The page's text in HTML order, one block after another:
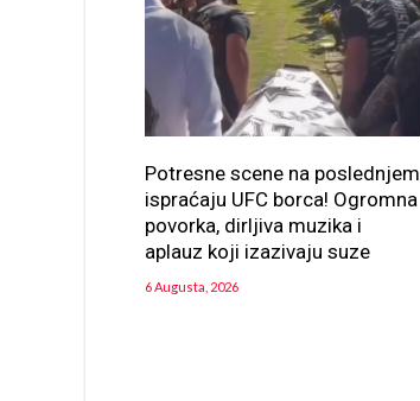
Potresne scene na poslednjem
ispraćaju UFC borca! Ogromna
povorka, dirljiva muzika i
aplauz koji izazivaju suze
6 Augusta, 2026